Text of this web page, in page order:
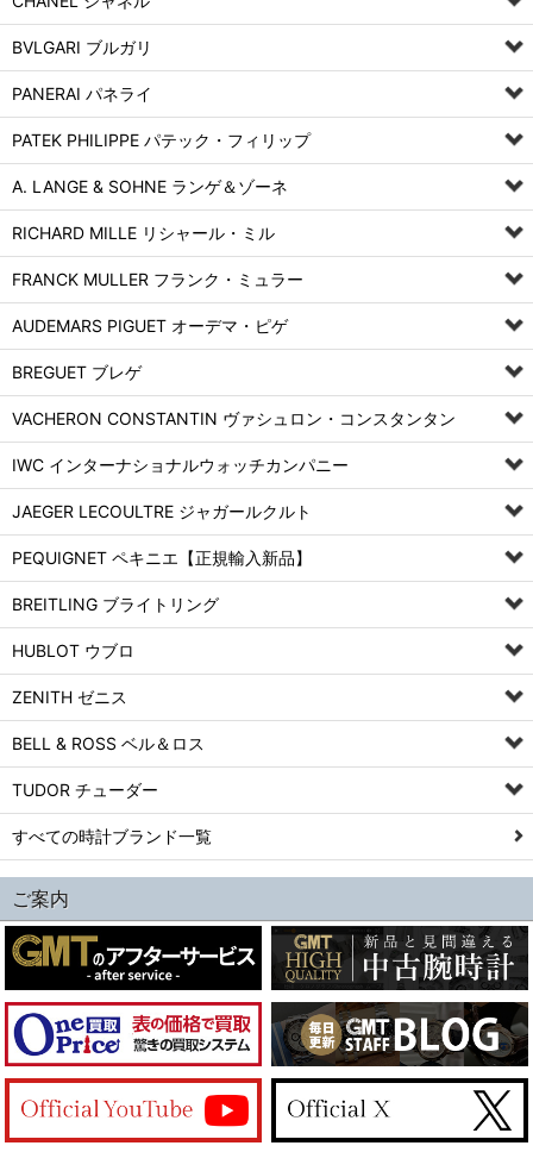
BVLGARI ブルガリ
PANERAI パネライ
PATEK PHILIPPE パテック・フィリップ
A. LANGE & SOHNE ランゲ＆ゾーネ
RICHARD MILLE リシャール・ミル
FRANCK MULLER フランク・ミュラー
AUDEMARS PIGUET オーデマ・ピゲ
BREGUET ブレゲ
VACHERON CONSTANTIN ヴァシュロン・コンスタンタン
IWC インターナショナルウォッチカンパニー
JAEGER LECOULTRE ジャガールクルト
PEQUIGNET ペキニエ【正規輸入新品】
BREITLING ブライトリング
HUBLOT ウブロ
ZENITH ゼニス
BELL & ROSS ベル＆ロス
TUDOR チューダー
すべての時計ブランド一覧
ご案内